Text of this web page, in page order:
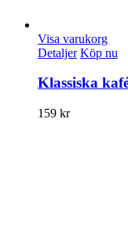
Visa varukorg
Detaljer Köp nu
Klassiska
159 kr